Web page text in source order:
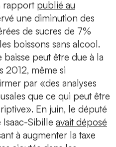
rapport publié au
une diminution des
de sucres de 7%
boissons sans alcool.
baisse peut être due à la
2012, même si
par «des analyses
que ce qui peut être
En juin, le député
Sibille avait déposé
à augmenter la taxe